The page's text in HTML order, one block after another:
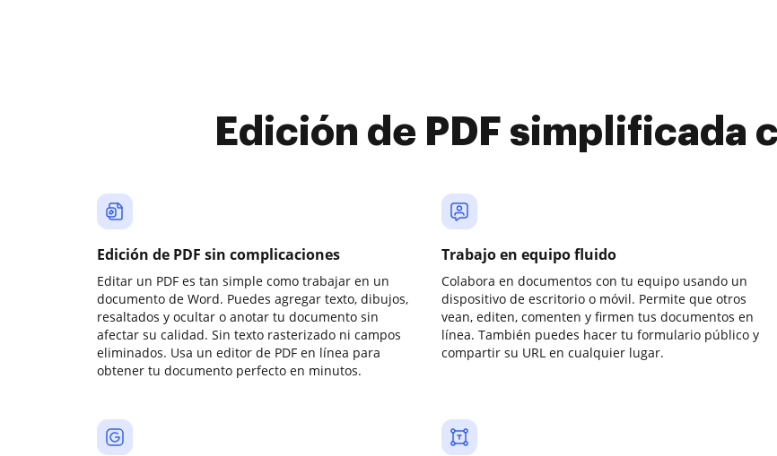
Edición de PDF simplificada
Edición de PDF sin complicaciones
Editar un PDF es tan simple como trabajar en un
documento de Word. Puedes agregar texto, dibujos,
resaltados y ocultar o anotar tu documento sin
afectar su calidad. Sin texto rasterizado ni campos
eliminados. Usa un editor de PDF en línea para
obtener tu documento perfecto en minutos.
Trabajo en equipo fluido
Colabora en documentos con tu equipo usando un
dispositivo de escritorio o móvil. Permite que otros
vean, editen, comenten y firmen tus documentos en
línea. También puedes hacer tu formulario público y
compartir su URL en cualquier lugar.